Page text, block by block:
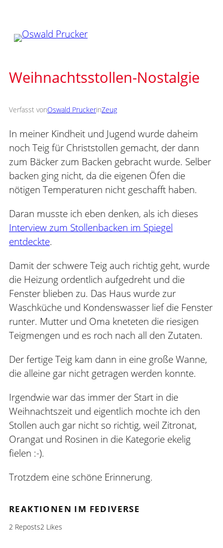
springen
Weihnachtsstollen-Nostalgie
Verfasst vonOswald PruckerinZeug
In meiner Kindheit und Jugend wurde daheim
noch Teig für Christstollen gemacht, der dann
zum Bäcker zum Backen gebracht wurde. Selber
backen ging nicht, da die eigenen Öfen die
nötigen Temperaturen nicht geschafft haben.
Daran musste ich eben denken, als ich dieses
Interview zum Stollenbacken im Spiegel
entdeckte.
Damit der schwere Teig auch richtig geht, wurde
die Heizung ordentlich aufgedreht und die
Fenster blieben zu. Das Haus wurde zur
Waschküche und Kondenswasser lief die Fenster
runter. Mutter und Oma kneteten die riesigen
Teigmengen und es roch nach all den Zutaten.
Der fertige Teig kam dann in eine große Wanne,
die alleine gar nicht getragen werden konnte.
Irgendwie war das immer der Start in die
Weihnachtszeit und eigentlich mochte ich den
Stollen auch gar nicht so richtig, weil Zitronat,
Orangat und Rosinen in die Kategorie ekelig
fielen :-).
Trotzdem eine schöne Erinnerung.
REAKTIONEN IM FEDIVERSE
2 Reposts2 Likes